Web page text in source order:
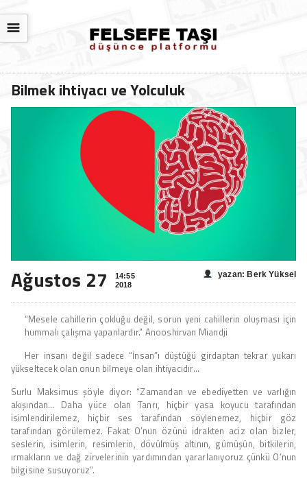
☰
Bilmek ihtiyacı ve Yolculuk
Ağustos 27
14:55
2018
yazan: Berk Yüksel
“Mesele cahillerin çokluğu değil, sorun yeni cahillerin oluşması için
hummalı çalışma yapanlardır.” Anooshirvan Miandji
Her insanı değil sadece “İnsan”ı düştüğü girdaptan tekrar yukarı
yükseltecek olan onun bilmeye olan ihtiyacıdır…
Surlu Maksimus şöyle diyor: “Zamandan ve ebediyetten ve varlığın
akışından… Daha yüce olan Tanrı, hiçbir yasa koyucu tarafından
isimlendirilemez, hiçbir ses tarafından söylenemez, hiçbir göz
tarafından görülemez. Fakat O’nun özünü idrakten aciz olan bizler,
seslerin, isimlerin, resimlerin, dövülmüş altının, gümüşün, bitkilerin,
ırmakların ve dağ zirvelerinin yardımından yararlanıyoruz çünkü O’nun
bilgisine susuyoruz”.